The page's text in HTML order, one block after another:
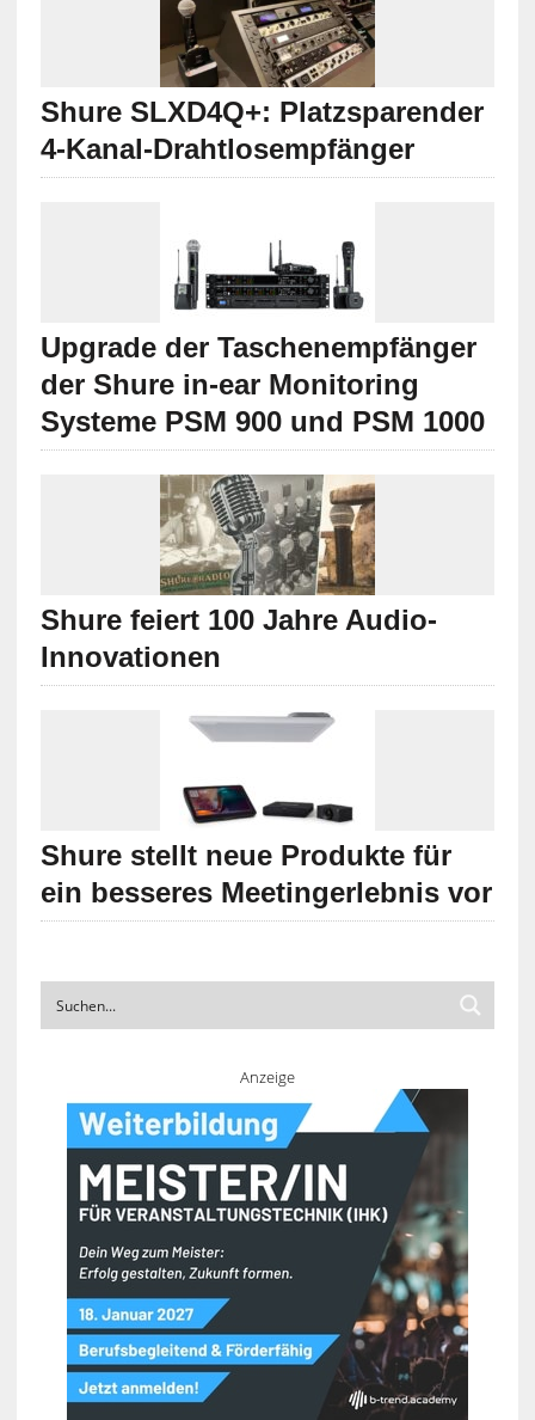
Shure SLXD4Q+: Platzsparender
4-Kanal-Drahtlosempfänger
Upgrade der Taschenempfänger
der Shure in-ear Monitoring
Systeme PSM 900 und PSM 1000
Shure feiert 100 Jahre Audio-
Innovationen
Shure stellt neue Produkte für
ein besseres Meetingerlebnis vor
Anzeige